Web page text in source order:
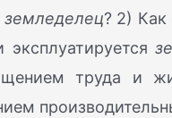
земледелец? 2) Как
эксплуатируется
труда и